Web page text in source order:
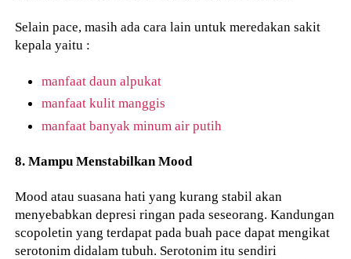
Selain pace, masih ada cara lain untuk meredakan sakit
kepala yaitu :
manfaat daun alpukat
manfaat kulit manggis
manfaat banyak minum air putih
8. Mampu Menstabilkan Mood
Mood atau suasana hati yang kurang stabil akan
menyebabkan depresi ringan pada seseorang. Kandungan
scopoletin yang terdapat pada buah pace dapat mengikat
serotonim didalam tubuh. Serotonim itu sendiri